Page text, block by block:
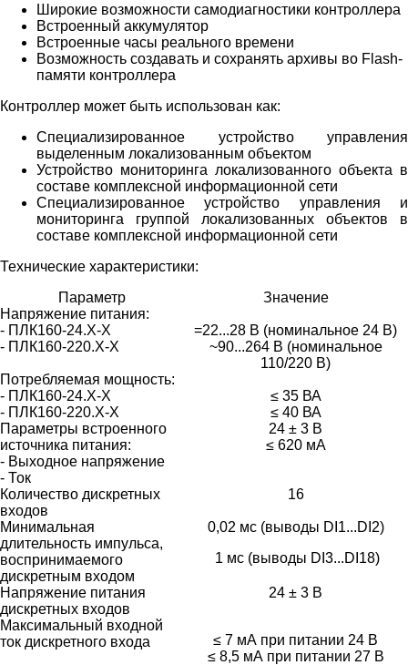
Широкие возможности самодиагностики контроллера
Встроенный аккумулятор
Встроенные часы реального времени
Возможность создавать и сохранять архивы во Flash-
памяти контроллера
Контроллер может быть использован как:
Специализированное устройство управления
выделенным локализованным объектом
Устройство мониторинга локализованного объекта в
составе комплексной информационной сети
Специализированное устройство управления и
мониторинга группой локализованных объектов в
составе комплексной информационной сети
Технические характеристики:
Параметр
Значение
Напряжение питания:
- ПЛК160-24.Х-Х
- ПЛК160-220.Х-Х
=22...28 В (номинальное 24 В)
~90...264 В (номинальное
110/220 В)
Потребляемая мощность:
- ПЛК160-24.Х-Х
- ПЛК160-220.Х-Х
≤ 35 ВА
≤ 40 ВА
Параметры встроенного
источника питания:
- Выходное напряжение
- Ток
24 ± 3 В
≤ 620 мА
Количество дискретных
входов
16
Минимальная
длительность импульса,
воспринимаемого
дискретным входом
0,02 мс (выводы DI1...DI2)
1 мс (выводы DI3...DI18)
Напряжение питания
дискретных входов
24 ± 3 В
Максимальный входной
ток дискретного входа
≤ 7 мА при питании 24 В
≤ 8,5 мА при питании 27 В